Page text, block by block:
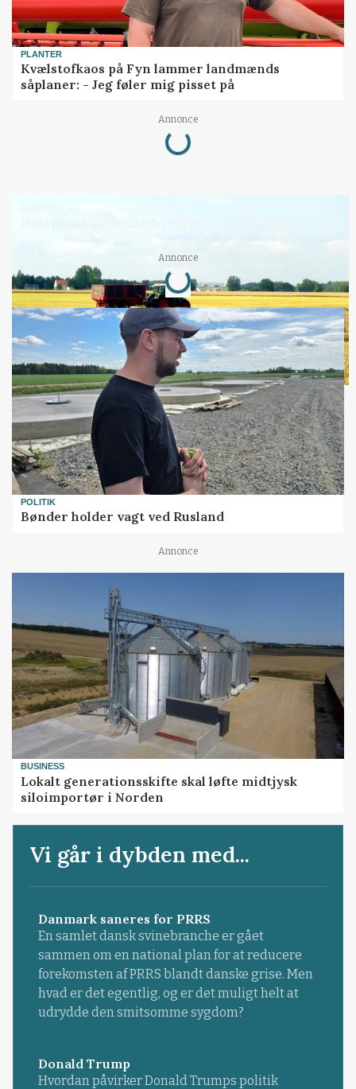
PLANTER
Kvælstofkaos på Fyn lammer landmænds
såplaner: - Jeg føler mig pisset på
Annonce
Loading...
Annonce
Loading...
POLITIK
Bønder holder vagt ved Rusland
Annonce
BUSINESS
Lokalt generationsskifte skal løfte midtjysk
siloimportør i Norden
Vi går i dybden med...
Danmark saneres for PRRS
En samlet dansk svinebranche er gået
sammen om en national plan for at reducere
forekomsten af PRRS blandt danske grise. Men
hvad er det egentlig, og er det muligt helt at
udrydde den smitsomme sygdom?
Donald Trump
Hvordan påvirker Donald Trumps politik